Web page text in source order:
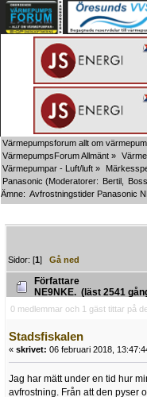
Värmepumpsforum allt om
VärmepumpsForum Allmänt »
Värmepumpar - Luft/luft »
Panasonic (Moderatorer: Bertil
Ämne: Avfrostningstider Panasonic
Sidor: [1]Gå ned
Författare
NE9NKE. (läst 2541
0 medlemmar och 1 gäst tittar på
Stadsfiskalen
« skrivet: 06 februari 2018,
Jag har mätt under en tid hur
avfrostning. Från att den pyser